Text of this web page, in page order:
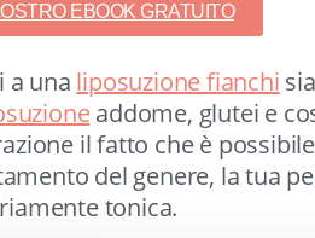
EBOOK GRATUITO
a una liposuzione fianchi
addome, glutei e
il fatto che è
del genere, la tua
tonica.